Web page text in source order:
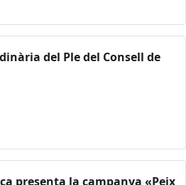
del Ple del Consell de
presenta la campanya «Peix